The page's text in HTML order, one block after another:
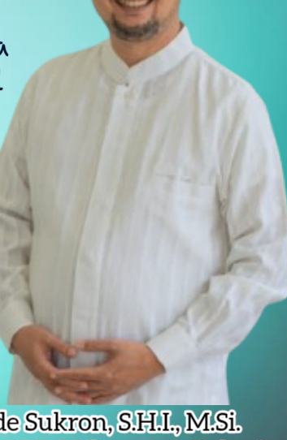
FA, Tekankan Transparansi dan
Pilkades Jejalen Jaya, Serukan Pemilu